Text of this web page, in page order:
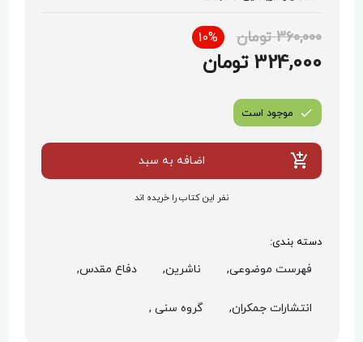
360,000 تومان 10%
324,000 تومان
موجود است
اضافه به سبد
نفر این کتاب را خریده اند
دسته بندی:
فهرست موضوعی, ناشرین, دفاع مقدس,
انتشارات جمکران, گروه سنی ,